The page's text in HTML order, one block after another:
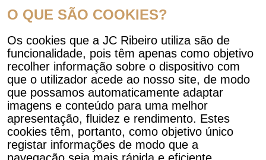
O QUE SÃO COOKIES?
Os cookies que a JC Ribeiro utiliza são de
funcionalidade, pois têm apenas como objetivo
recolher informação sobre o dispositivo com
que o utilizador acede ao nosso site, de modo
que possamos automaticamente adaptar
imagens e conteúdo para uma melhor
apresentação, fluidez e rendimento. Estes
cookies têm, portanto, como objetivo único
registar informações de modo que a